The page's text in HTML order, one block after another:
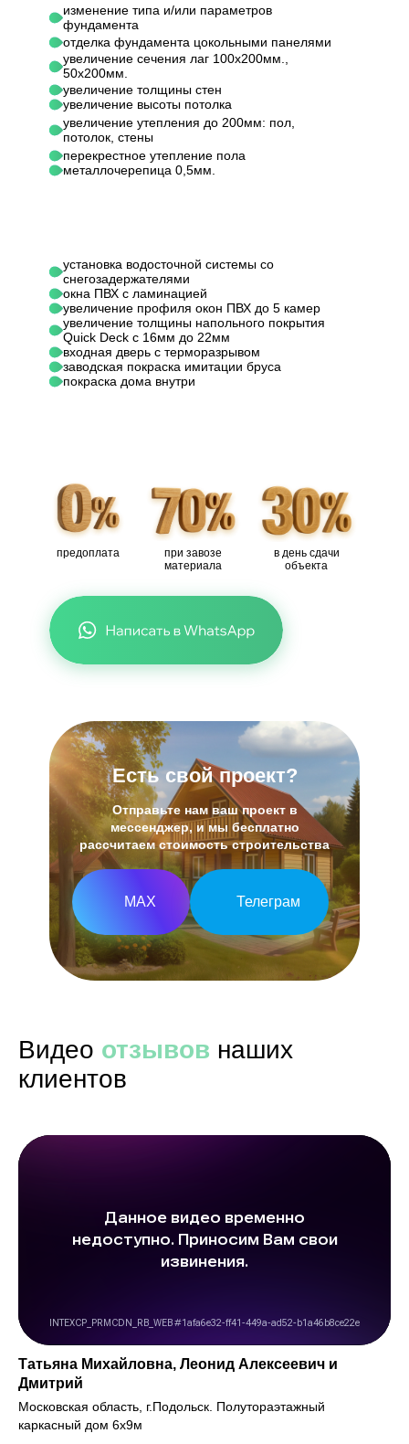
изменение типа и/или параметров
фундамента
отделка фундамента цокольными панелями
увеличение сечения лаг 100х200мм.,
50х200мм.
увеличение толщины стен
увеличение высоты потолка
увеличение утепления до 200мм: пол,
потолок, стены
перекрестное утепление пола
металлочерепица 0,5мм.
при завозе
материала
установка водосточной системы со
снегозадержателями
окна ПВХ с ламинацией
увеличение профиля окон ПВХ до 5 камер
увеличение толщины напольного покрытия
Quick Deck с 16мм до 22мм
входная дверь с терморазрывом
заводская покраска имитации бруса
покраска дома внутри
предоплата
в день сдачи
объекта
Есть свой проект?
Отправьте нам ваш проект в
мессенджер, и мы бесплатно
рассчитаем стоимость строительства
МАХ Телеграм
Видео отзывов наших
клиентов
Татьяна Михайловна, Леонид Алексеевич и
Дмитрий
Московская область, г.Подольск. Полутораэтажный
каркасный дом 6х9м